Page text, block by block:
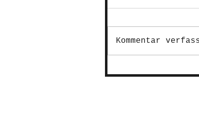
Kommentar